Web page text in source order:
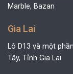
Marble, Bazan
Gia Lai
Lô D13 và một
Tây, Tỉnh Gia Lai